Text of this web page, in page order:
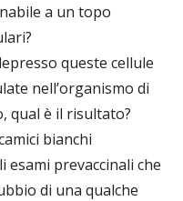
a un topo
queste cellule
nell’organismo di
qual è il risultato?
bianchi
esami prevaccinali che
di una qualche